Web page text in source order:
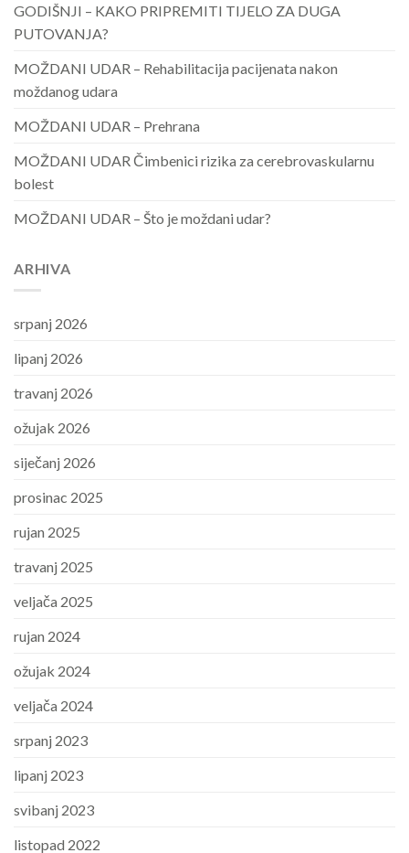
GODIŠNJI – KAKO PRIPREMITI TIJELO ZA DUGA
PUTOVANJA?
MOŽDANI UDAR – Rehabilitacija pacijenata nakon
moždanog udara
MOŽDANI UDAR – Prehrana
MOŽDANI UDAR Čimbenici rizika za cerebrovaskularnu
bolest
MOŽDANI UDAR – Što je moždani udar?
ARHIVA
srpanj 2026
lipanj 2026
travanj 2026
ožujak 2026
siječanj 2026
prosinac 2025
rujan 2025
travanj 2025
veljača 2025
rujan 2024
ožujak 2024
veljača 2024
srpanj 2023
lipanj 2023
svibanj 2023
listopad 2022